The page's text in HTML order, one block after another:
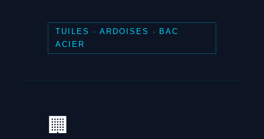
TUILES · ARDOISES · BAC
ACIER
🏢